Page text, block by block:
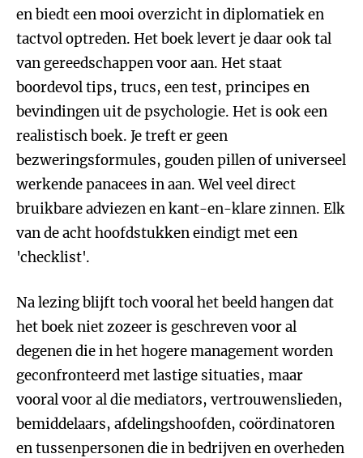
en biedt een mooi overzicht in diplomatiek en
tactvol optreden. Het boek levert je daar ook tal
van gereedschappen voor aan. Het staat
boordevol tips, trucs, een test, principes en
bevindingen uit de psychologie. Het is ook een
realistisch boek. Je treft er geen
bezweringsformules, gouden pillen of universeel
werkende panacees in aan. Wel veel direct
bruikbare adviezen en kant-en-klare zinnen. Elk
van de acht hoofdstukken eindigt met een
'checklist'.
Na lezing blijft toch vooral het beeld hangen dat
het boek niet zozeer is geschreven voor al
degenen die in het hogere management worden
geconfronteerd met lastige situaties, maar
vooral voor al die mediators, vertrouwenslieden,
bemiddelaars, afdelingshoofden, coördinatoren
en tussenpersonen die in bedrijven en overheden